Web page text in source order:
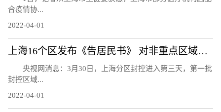
合疫情协...
2022-04-01
上海16个区发布《告居民书》 对非重点区域居民进行抗原检测
央视网消息：3月30日，上海分区封控进入第三天，第一批
封控区域...
2022-04-01